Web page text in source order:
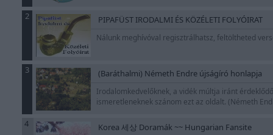
2 PIPAFÜST IRODALMI ÉS KÖZÉLETI FOLYÓIRAT
Nálunk meghívóval regisztrálhatsz, feltöltheted
3 (Baráthalmi) Németh Endre újságíró honlapja
Irodalomkedvelőknek, a vidék múltja iránt
ismeretleneknek szánom ezt az oldalt. (Németh
4 Korea 세상 Doramák ~~ Hungarian Fansite